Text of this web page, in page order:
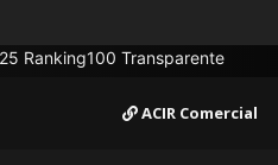
ACIR Comercial